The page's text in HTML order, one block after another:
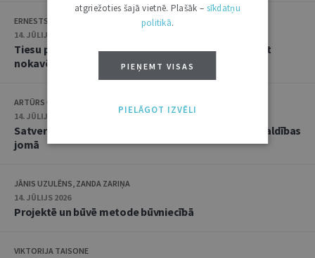
ERNESTS GRABUSTS
14. JŪLIJS 2026
Tiesu prakse lietās par iestādes atteikumu atjaunot
nokavēto procesuālo termiņu
ARTŪRS CAICS, RĒZIJA GAUJERE
14. JŪLIJS 2026
Satversmes tiesas jaunākā judikatūra trokšņa pārvaldības
jomā
JĀNIS UZULĒNS, ZANDA ZARIŅA
14. JŪLIJS 2026
Projektē un būvē metode būvniecībā
VIKTORIJA TAISONE
atgriežoties šajā vietnē. Plašāk – sīkdatņu
politikā.
PIEŅEMT VISAS
PIELĀGOT IZVĒLI